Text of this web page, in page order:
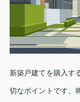
新築戸建てを購入す
切なポイントです。